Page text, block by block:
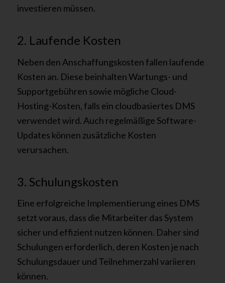
investieren müssen.
2. Laufende Kosten
Neben den Anschaffungskosten fallen laufende
Kosten an. Diese beinhalten Wartungs- und
Supportgebühren sowie mögliche Cloud-
Hosting-Kosten, falls ein cloudbasiertes DMS
verwendet wird. Auch regelmäßige Software-
Updates können zusätzliche Kosten
verursachen.
3. Schulungskosten
Eine erfolgreiche Implementierung eines DMS
setzt voraus, dass die Mitarbeiter das System
sicher und effizient nutzen können. Daher sind
Schulungen erforderlich, deren Kosten je nach
Schulungsdauer und Teilnehmerzahl variieren
können.